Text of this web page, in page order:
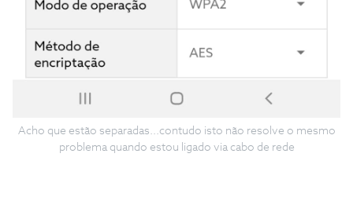
Acho que estão separadas...contudo isto não resolve o mesmo
problema quando estou ligado via cabo de rede